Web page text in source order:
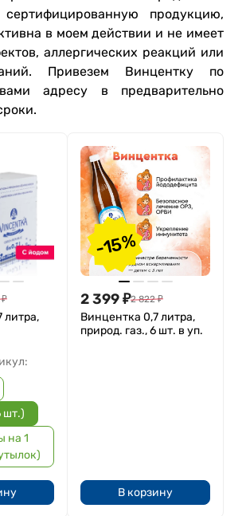
сертифицированную продукцию,
в моем действии и не имеет
аллергических реакций или
Привезем Винцентку по
адресу в предварительно
₽
литра,
шт.)
на 1
-15%
2 399₽2 822 ₽
Винцентка 0,7 литра,
природ. газ., 6 шт. в уп.
В корзину